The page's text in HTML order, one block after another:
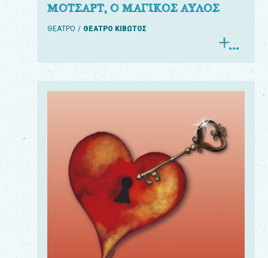
ΜΟΤΣΑΡΤ, Ο ΜΑΓΙΚΟΣ ΑΥΛΟΣ
ΘΕΑΤΡΟ ΘΕΑΤΡΟ ΚΙΒΩΤΟΣ